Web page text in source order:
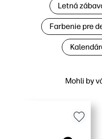
Mohli by
Letná
Farbenie pre